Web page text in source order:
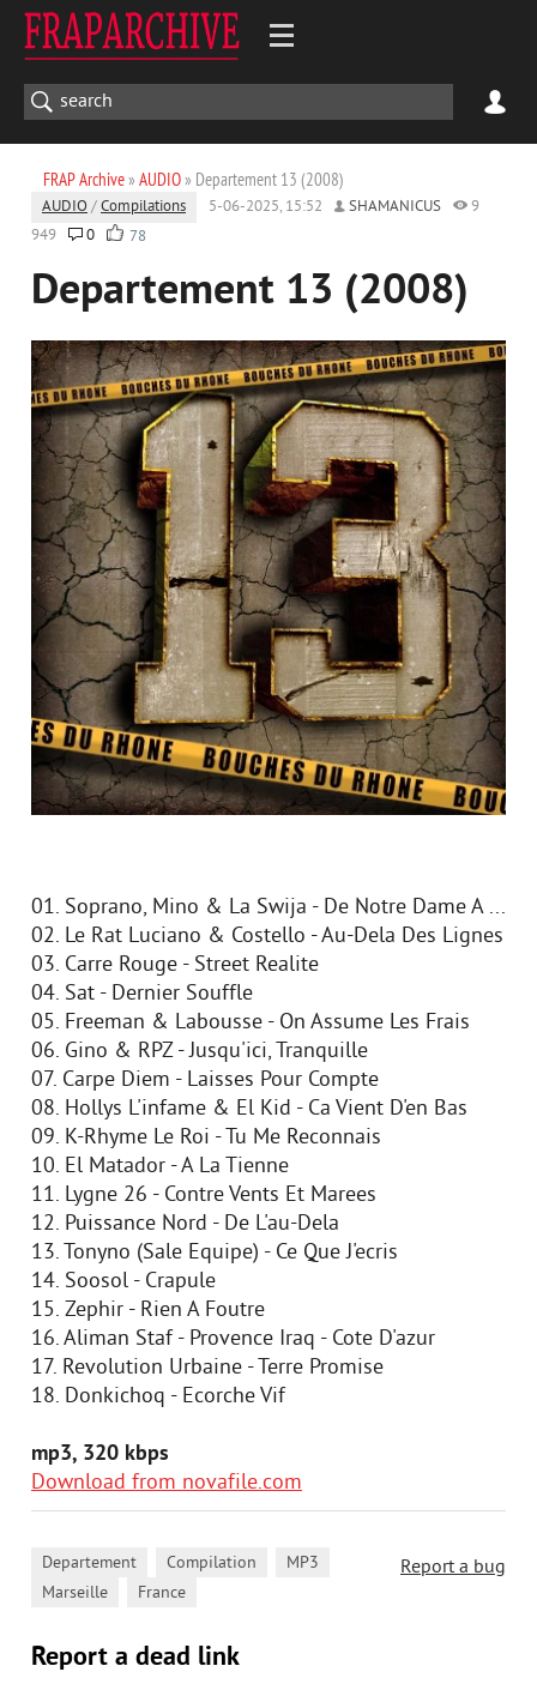
FRAP Archive» AUDIO» Departement 13 (2008)
AUDIO /Compilations 5-06-2025, 15:52 SHAMANICUS
9
949
0 78
Departement 13 (2008)
01. Soprano, Mino & La Swija - De Notre Dame A ...
02. Le Rat Luciano & Costello - Au-Dela Des Lignes
03. Carre Rouge - Street Realite
04. Sat - Dernier Souffle
05. Freeman & Labousse - On Assume Les Frais
06. Gino & RPZ - Jusqu'ici, Tranquille
07. Carpe Diem - Laisses Pour Compte
08. Hollys L'infame & El Kid - Ca Vient D'en Bas
09. K-Rhyme Le Roi - Tu Me Reconnais
10. El Matador - A La Tienne
11. Lygne 26 - Contre Vents Et Marees
12. Puissance Nord - De L'au-Dela
13. Tonyno (Sale Equipe) - Ce Que J'ecris
14. Soosol - Crapule
15. Zephir - Rien A Foutre
16. Aliman Staf - Provence Iraq - Cote D'azur
17. Revolution Urbaine - Terre Promise
18. Donkichoq - Ecorche Vif
mp3, 320 kbps
Download from novafile.com
Report a bug
Departement Compilation MP3
Marseille France
Report a dead link